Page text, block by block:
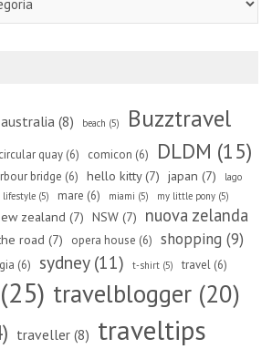
australia (8) beach (5)
Buzztravel
circular quay (6) comicon (6) DLDM (15)
bridge (6) hello kitty(7) japan (7)
lago
lifestyle (5) mare (6) miami (5) my little pony (5)
zealand (7) NSW (7)
nuova zelanda
road (7) opera house (6) shopping (9)
(6) sydney(11) t-shirt (5) travel (6)
(25) travelblogger (20)
traveller (8) traveltips